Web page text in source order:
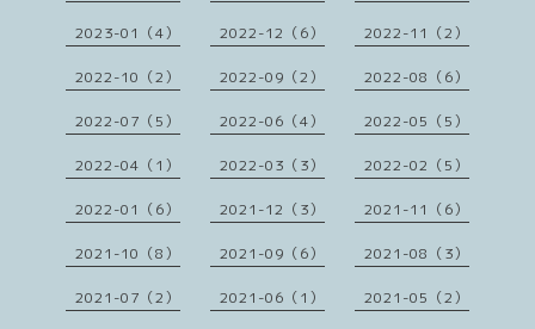
2023-01（4） 2022-12（6） 2022-11（2）
2022-10（2） 2022-09（2） 2022-08（6）
2022-07（5） 2022-06（4） 2022-05（5）
2022-04（1） 2022-03（3） 2022-02（5）
2022-01（6） 2021-12（3） 2021-11（6）
2021-10（8） 2021-09（6） 2021-08（3）
2021-07（2） 2021-06（1） 2021-05（2）